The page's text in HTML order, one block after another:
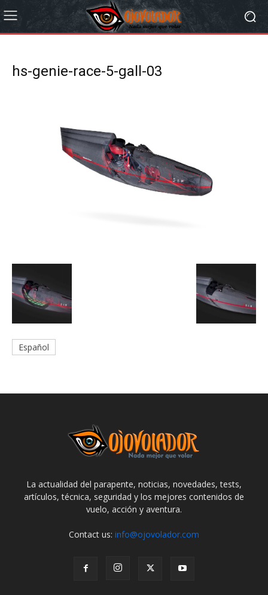
hs-genie-race-5-gall-03
Español
La actualidad del parapente, noticias, novedades, tests,
artículos, técnica, seguridad y los mejores contenidos de
vuelo, acción y aventura.
Contact us: info@ojovolador.com